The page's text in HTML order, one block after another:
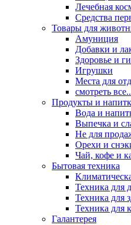
Лечебная
Средства
Товары для
Амуниция
Добавки и
Здоровье и
Игрушки
Места для
смотреть
Продукты и
Вода и
Выпечка и
Не для
Орехи и
Чай, кофе и
Бытовая техника
Техника для
Техника для
Техника для
Галантерея